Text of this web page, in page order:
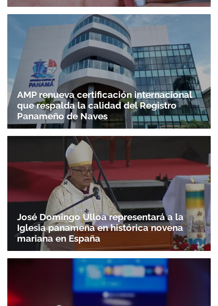
AMP renueva certificación internacional
que respalda la calidad del Registro
Panameño de Naves
José Domingo Ulloa representará a la
Iglesia panameña en histórica novena
mariana en España